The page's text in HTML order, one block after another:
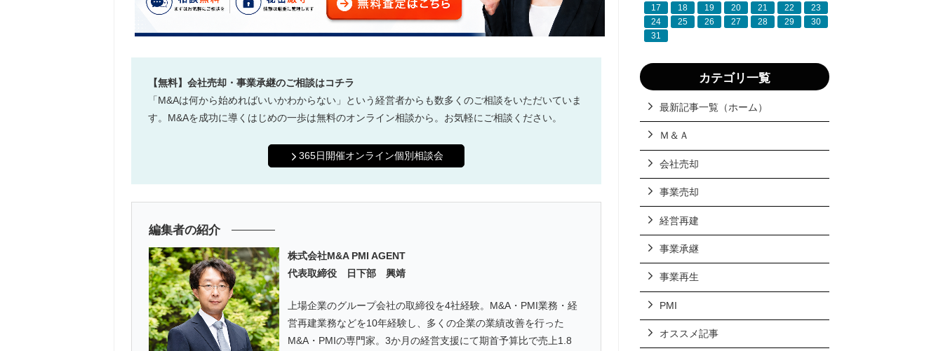
【無料】会社売却・事業承継のご相談はコチラ
「M&Aは何から始めればいいかわからない」という経営者からも数多くのご相談をいただいていま
す。M&Aを成功に導くはじめの一歩は無料のオンライン相談から。お気軽にご相談ください。
365日開催オンライン個別相談会
編集者の紹介
株式会社M&A PMI AGENT
代表取締役 日下部 興靖
上場企業のグループ会社の取締役を4社経験。M&A・PMI業務・経
営再建業務などを10年経験し、多くの企業の業績改善を行った
M&A・PMIの専門家。3か月の経営支援にて期首予算比で売上1.8
17
18 19 20 21 22
23
24
25 26 27 28 29
30
31
カテゴリ一覧
最新記事一覧（ホーム）
Ｍ＆Ａ
会社売却
事業売却
経営再建
事業承継
事業再生
PMI
オススメ記事